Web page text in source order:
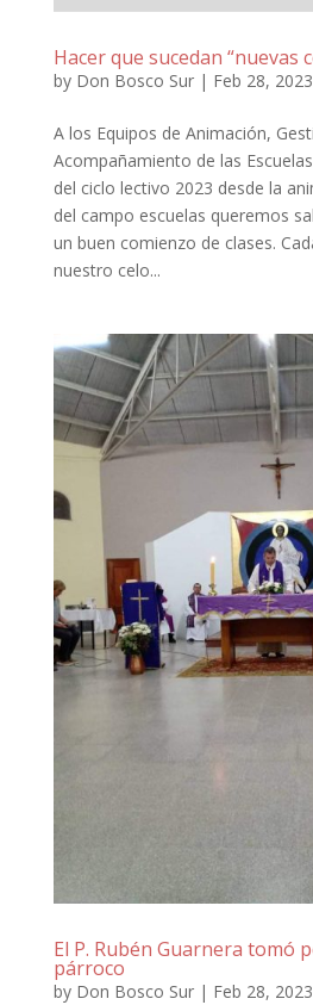
Hacer que sucedan “nuevas
by Don Bosco Sur| Feb 28, 2023
A los Equipos de Animación,
Acompañamiento de las
del ciclo lectivo 2023 desde la
del campo escuelas queremos
un buen comienzo de clases.
nuestro celo...
El P. Rubén Guarnera tomó
párroco
by Don Bosco Sur| Feb 28, 2023